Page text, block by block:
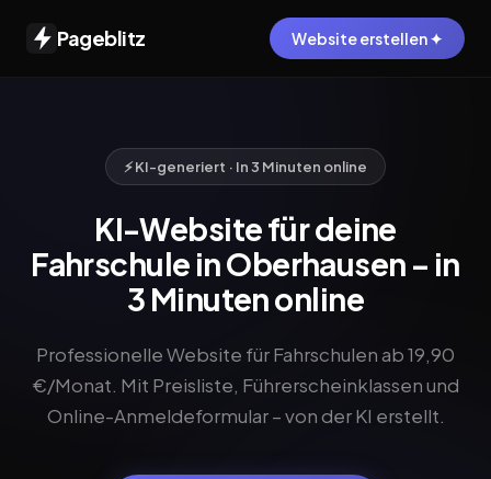
Pageblitz Website erstellen ✦
⚡ KI-generiert · In 3 Minuten online
KI-Website für deine
Fahrschule in Oberhausen – in
3 Minuten online
Professionelle Website für Fahrschulen ab 19,90
€/Monat. Mit Preisliste, Führerscheinklassen und
Online-Anmeldeformular – von der KI erstellt.